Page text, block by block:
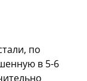
по
в 5-6